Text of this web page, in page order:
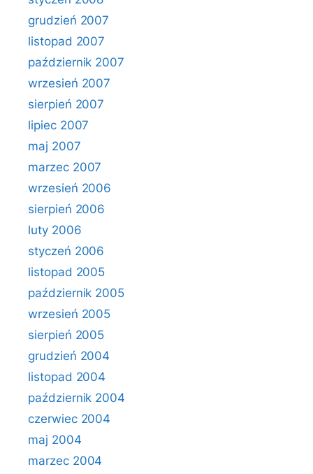
grudzień 2007
listopad 2007
październik 2007
wrzesień 2007
sierpień 2007
lipiec 2007
maj 2007
marzec 2007
wrzesień 2006
sierpień 2006
luty 2006
styczeń 2006
listopad 2005
październik 2005
wrzesień 2005
sierpień 2005
grudzień 2004
listopad 2004
październik 2004
czerwiec 2004
maj 2004
marzec 2004